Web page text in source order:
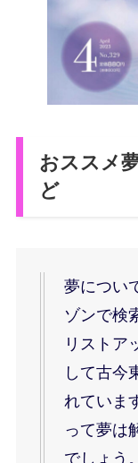
おススメ
ど
夢につい
ゾンで検
リストア
して古今
れていま
って夢は
でしょう